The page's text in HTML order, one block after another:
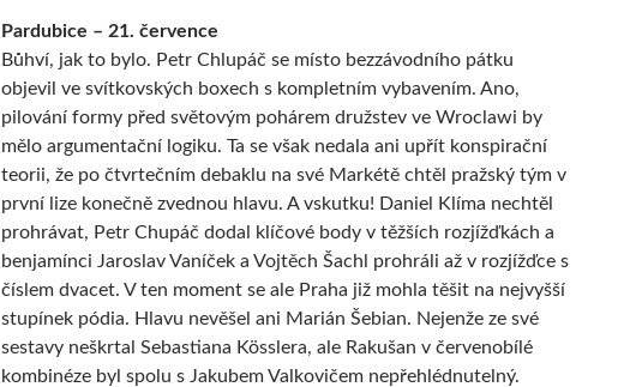
Pardubice – 21. července
Bůhví, jak to bylo. Petr Chlupáč se místo bezzávodního pátku
objevil ve svítkovských boxech s kompletním vybavením. Ano,
pilování formy před světovým pohárem družstev ve Wroclawi by
mělo argumentační logiku. Ta se však nedala ani upřít konspirační
teorii, že po čtvrtečním debaklu na své Markétě chtěl pražský tým v
první lize konečně zvednou hlavu. A vskutku! Daniel Klíma nechtěl
prohrávat, Petr Chupáč dodal klíčové body v těžších rozjížďkách a
benjamínci Jaroslav Vaníček a Vojtěch Šachl prohráli až v rozjížďce s
číslem dvacet. V ten moment se ale Praha již mohla těšit na nejvyšší
stupínek pódia. Hlavu nevěšel ani Marián Šebian. Nejenže ze své
sestavy neškrtal Sebastiana Kösslera, ale Rakušan v červenobílé
kombinéze byl spolu s Jakubem Valkovičem nepřehlédnutelný.